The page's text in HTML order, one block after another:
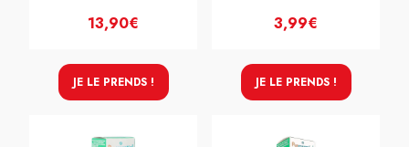
13,90€
JE LE PRENDS !
3,99€
JE LE PRENDS !